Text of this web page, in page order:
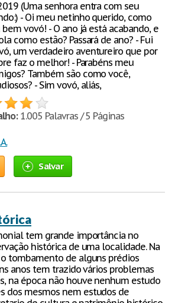
(Uma senhora entra com seu
- Oi meu netinho querido, como
vovó! - O ano já está acabando, e
como estão? Passará de ano? - Fui
um verdadeiro aventureiro que por
faz o melhor! - Parabéns meu
Também são como você,
- Sim vovó, aliás,
1.005 Palavras / 5 Páginas
Salvar
tem grande importância no
histórica de uma localidade. Na
tombamento de alguns prédios
anos tem trazido vários problemas
na época não houve nenhum estudo
dos mesmos nem estudos de